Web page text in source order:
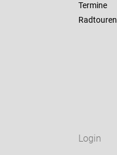
Termine
Radtouren
Login